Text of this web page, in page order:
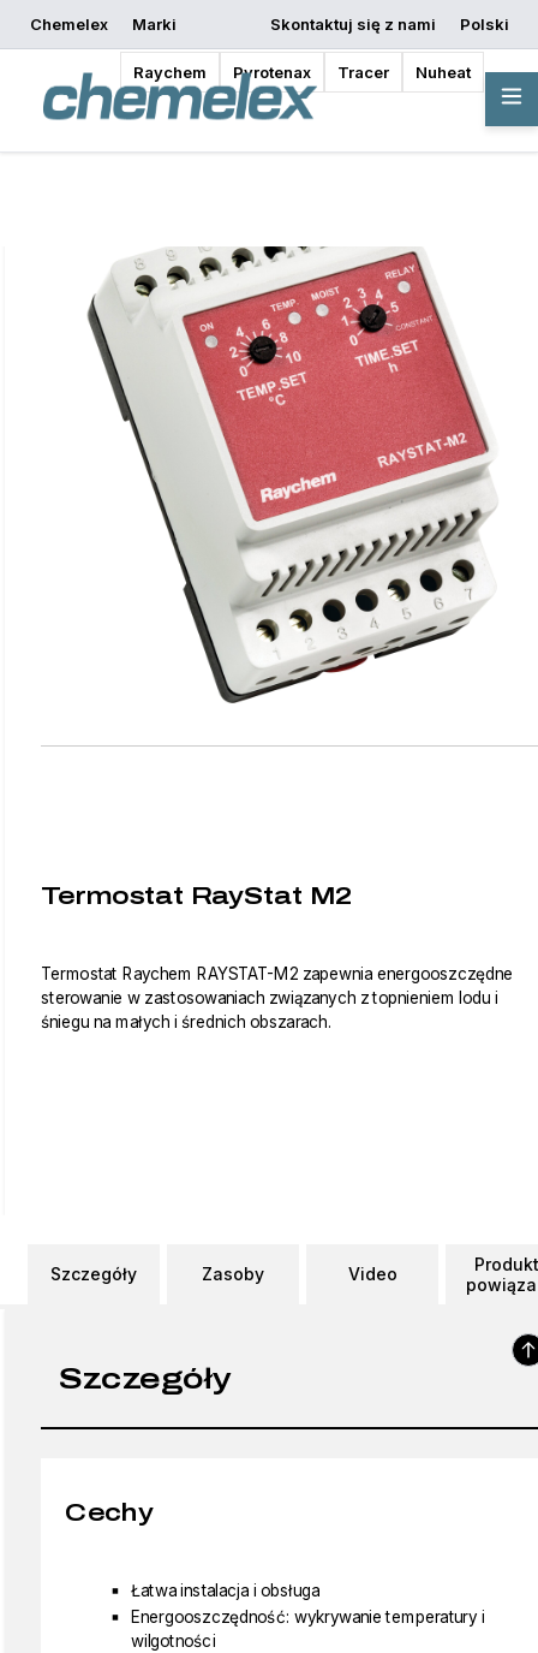
Chemelex Marki
Raychem Pyrotenax Tracer Nuheat
Skontaktuj się z nami
Polski
Poproś o wycenę
Gdzie kupić
Rozpocznij
Przegląd
Termostat RayStat M2
Termostat Raychem RAYSTAT-M2 zapewnia energooszczędne
sterowanie w zastosowaniach związanych z topnieniem lodu i
śniegu na małych i średnich obszarach.
Szczegóły Zasoby Video
Szczegóły
Cechy
Łatwa instalacja i obsługa
Energooszczędność: wykrywanie temperatury i
wilgotności